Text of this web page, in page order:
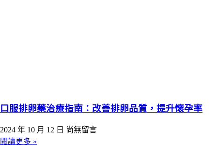
口服排卵藥治療指南：改善排卵品質，提升懷孕率
2024 年 10 月 12 日 尚無留言
閱讀更多 »